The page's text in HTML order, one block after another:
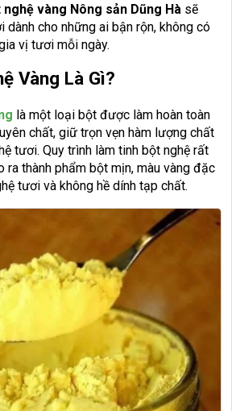
vàng Nông sản Dũng Hà sẽ
cho những ai bận rộn, không có
vị tươi mỗi ngày.
Vàng Là Gì?
là một loại bột được làm hoàn toàn
chất, giữ trọn vẹn hàm lượng chất
tươi. Quy trình làm tinh bột nghệ rất
ra thành phẩm bột mịn, màu vàng đặc
tươi và không hề dính tạp chất.